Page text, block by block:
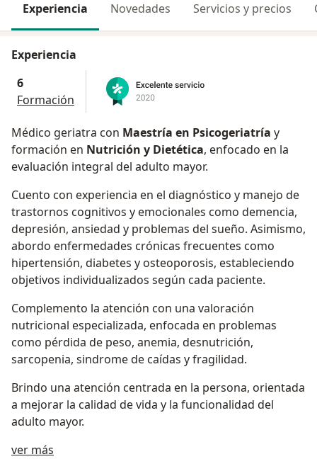
Experiencia Novedades Servicios y precios
Experiencia
6
Formación
Médico geriatra con Maestría en Psicogeriatría y
formación en Nutrición y Dietética, enfocado en la
evaluación integral del adulto mayor.
Cuento con experiencia en el diagnóstico y manejo de
trastornos cognitivos y emocionales como demencia,
depresión, ansiedad y problemas del sueño. Asimismo,
abordo enfermedades crónicas frecuentes como
hipertensión, diabetes y osteoporosis, estableciendo
objetivos individualizados según cada paciente.
Complemento la atención con una valoración
nutricional especializada, enfocada en problemas
como pérdida de peso, anemia, desnutrición,
sarcopenia, sindrome de caídas y fragilidad.
Brindo una atención centrada en la persona, orientada
a mejorar la calidad de vida y la funcionalidad del
adulto mayor.
ver más